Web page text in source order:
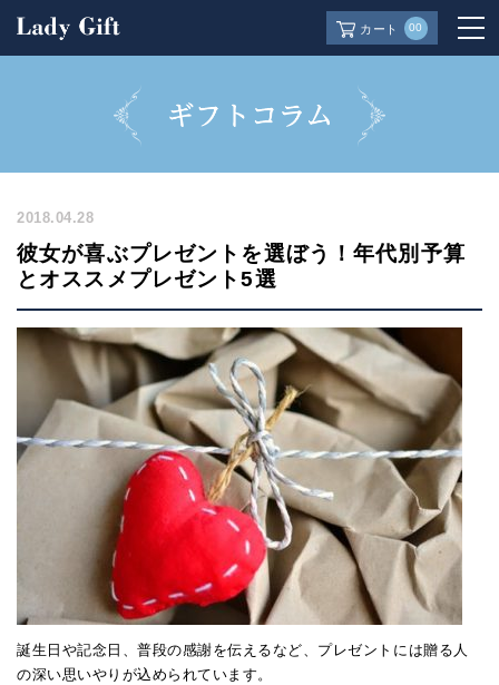
カート 00
2018.04.28
彼女が喜ぶプレゼントを選ぼう！年代別予算
とオススメプレゼント5選
誕生日や記念日、普段の感謝を伝えるなど、プレゼントには贈る人
の深い思いやりが込められています。